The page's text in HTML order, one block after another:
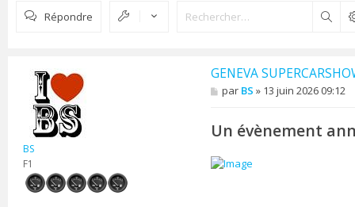
Répondre
BS
F1
GENEVA
M
e
s
a
e
par BS » 13 juin 2026 09:12
Un évènement